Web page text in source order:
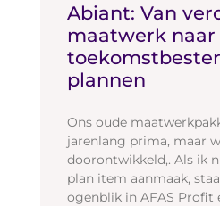
Abiant: Van
maatwerk naar
plannen
Ons oude
jarenlang prima, maar
doorontwikkeld,. Als ik
plan item aanmaak,
ogenblik in AFAS Profit